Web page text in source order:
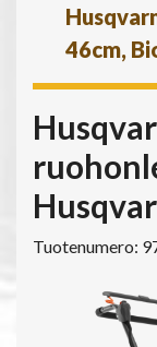
46cm,
Tuotenumero: